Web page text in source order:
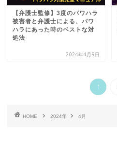
【弁護士監修】3度のパワハラ
被害者と弁護士による、パワ
ハラにあった時のベストな対
処法
2024年4月9日
1
HOME 2024年 4月